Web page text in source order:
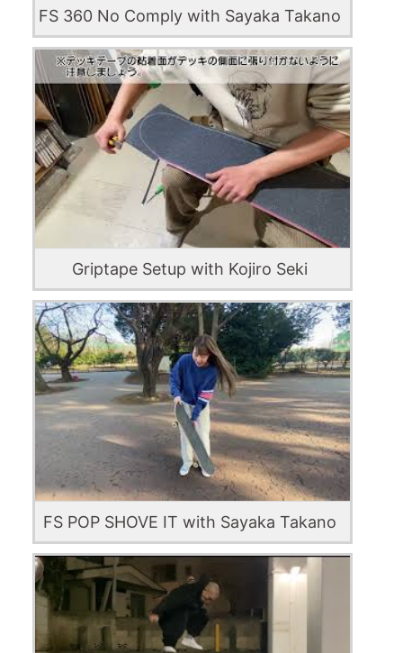
FS 360 No Comply with Sayaka Takano
Griptape Setup with Kojiro Seki
FS POP SHOVE IT with Sayaka Takano